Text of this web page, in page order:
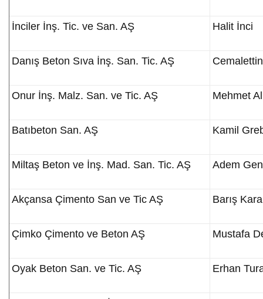
İnciler İnş. Tic. ve San. AŞ Halit İnci
Danış Beton Sıva İnş. San. Tic. AŞ
Onur İnş. Malz. San. ve Tic. AŞ Mehmet
Batıbeton San. AŞ Kamil
Miltaş Beton ve İnş. Mad. San. Tic. AŞ Adem
Akçansa Çimento San ve Tic AŞ Barış
Çimko Çimento ve Beton AŞ Mustafa
Oyak Beton San. ve Tic. AŞ Erhan